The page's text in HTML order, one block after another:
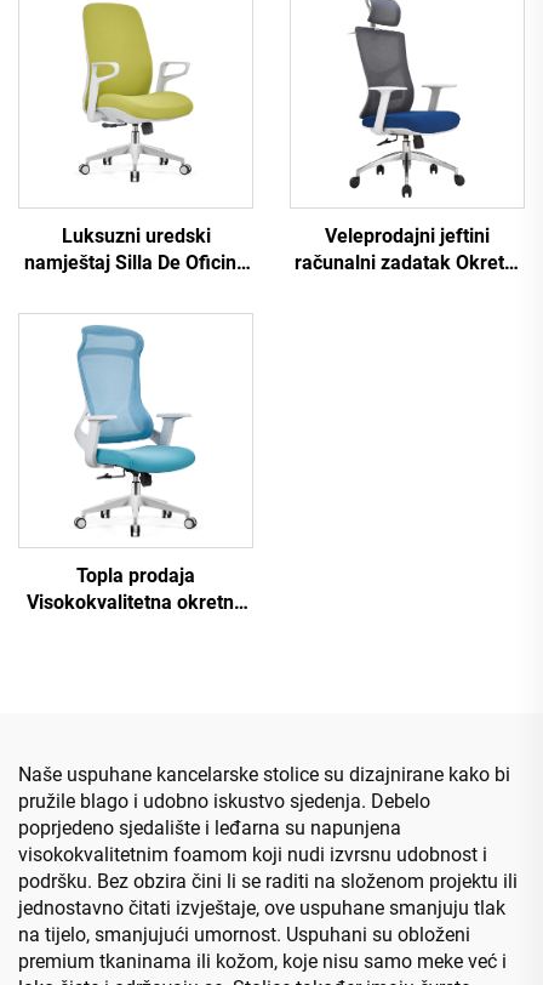
Luksuzni uredski
namještaj Silla De Oficina
kompjutorska uredska
stolica koja se okreće Stol
mrežasta stolica srednjeg
naslona za ured
Veleprodajni jeftini
računalni zadatak Okretni
Topla prodaja
Visokokvalitetna okretna
Naše uspuhane kancelarske stolice su dizajnirane kako bi
pružile blago i udobno iskustvo sjedenja. Debelo
poprjedeno sjedalište i leđarna su napunjena
visokokvalitetnim foamom koji nudi izvrsnu udobnost i
podršku. Bez obzira čini li se raditi na složenom projektu ili
jednostavno čitati izvještaje, ove uspuhane smanjuju tlak
na tijelo, smanjujući umornost. Uspuhani su obloženi
premium tkaninama ili kožom, koje nisu samo meke već i